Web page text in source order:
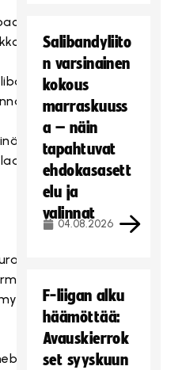
Salibandyliito
n varsinainen
kokous
marraskuuss
a – näin
tapahtuvat
ehdokasasett
elu ja
valinnat
04.08.2026
F-liigan alku
häämöttää:
Avauskierrok
set syyskuun